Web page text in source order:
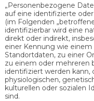
„Personenbezogene
auf eine identifizierte
(im Folgenden
identifizierbar wird eine
direkt oder indirekt,
einer Kennung wie
Standortdaten, zu einer
zu einem oder mehreren
identifiziert werden kann,
physiologischen,
kulturellen oder sozialen
sind.